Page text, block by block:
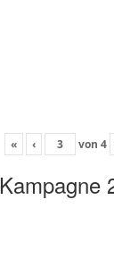
« ‹ von 4
Kampagne